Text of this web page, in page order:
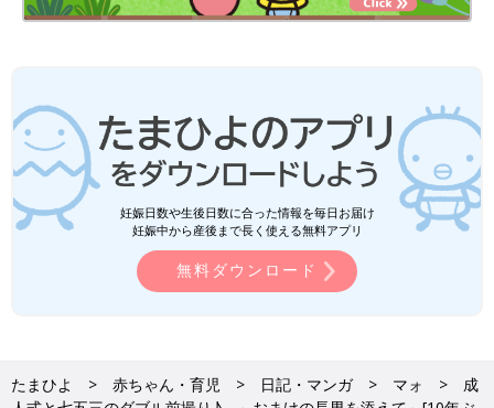
０万円超えるんですよね(涙)。
千円。
複数枚データを買うとしたら、もうアルバムを作るのと変わらな
くなるんですよ…。
どうしようか悩んでいると、店員さんから「通常なら成人式の全
撮影データ７万円＋七五三の全撮影データ５万円で１２万円のと
ころ、お値引きして１０万円」とのお声がけが！！
その提案に心が揺れていると、さらに「ＵＳＢメモリ付き写真立
我ながら良いカモだと自覚はあります(笑)。
妊娠日数や生後日数に合った情報を毎日お届け
妊娠中から産後まで長く使える無料アプリ
無料ダウンロード
たまひよ 赤ちゃん・育児 日記・マンガ マォ
成